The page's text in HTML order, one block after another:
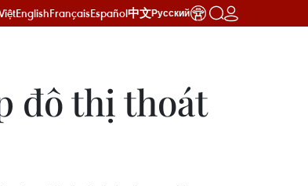
EnglishFrançaisEspañol中文Русский
đô thị thoát